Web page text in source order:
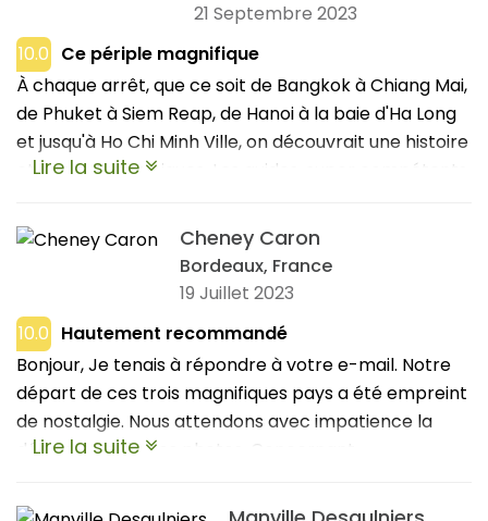
21 Septembre 2023
10.0 Ce périple magnifique
À chaque arrêt, que ce soit de Bangkok à Chiang Mai,
de Phuket à Siem Reap, de Hanoi à la baie d'Ha Long
et jusqu'à Ho Chi Minh Ville, on découvrait une histoire
et une culture uniques. Les guides, super compétents,
chaque endroit. Et puis, les hébergements
confortables nous ont vraiment permis de bien se
reposer après des journées bien remplies. Ce voyage
a vraiment été une belle exploration de la diversité
et des merveilles de ces trois pays, nous plongeant
complètement dans leurs cultures et leurs paysages
magnifiques. Merci beaucoup.
Lire la suite
Cheney Caron
Bordeaux, France
19 Juillet 2023
10.0 Hautement recommandé
Bonjour, Je tenais à répondre à votre e-mail. Notre
départ de ces trois magnifiques pays a été empreint
de nostalgie. Nous attendons avec impatience la
découverte de nos photos. Concernant
satisfaits. Tout s'est déroulé parfaitement, à
Lire la suite